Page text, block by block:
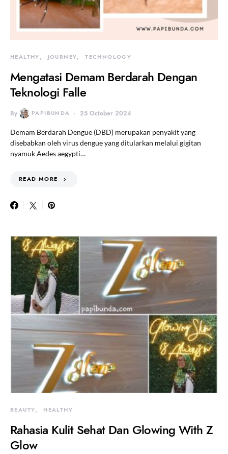
HEALTHY JOURNEY TECHNOLOGY
Mengatasi Demam Berdarah Dengan
Teknologi Falle
By PAPIBUNDA 25 October 2024
Demam Berdarah Dengue (DBD) merupakan penyakit yang
disebabkan oleh virus dengue yang ditularkan melalui gigitan
nyamuk Aedes aegypti…
READ MORE
BEAUTY HEALTHY
Rahasia Kulit Sehat Dan Glowing With Z
Glow